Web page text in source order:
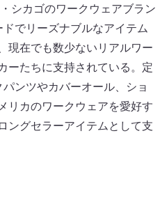
シカゴのワークウェアブラン
でリーズナブルなアイテム
現在でも数少ないリアルワー
ーたちに支持されている。定
ンツやカバーオール、ショ
リカのワークウェアを愛好す
ングセラーアイテムとして支